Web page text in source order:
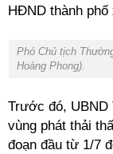
HĐND thành phố
Phó Chủ tịch
Hoàng Phong).
Trước đó, UBND
vùng phát thải
đoạn đầu từ 1/7